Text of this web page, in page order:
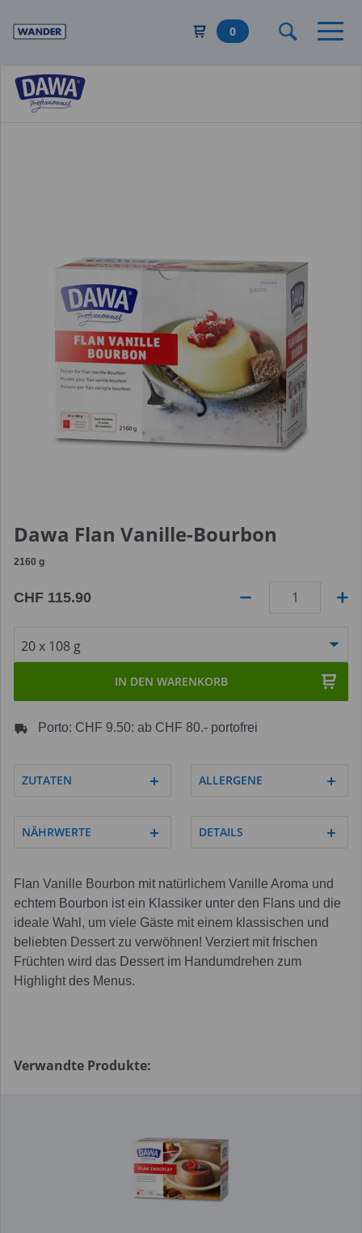
zum
0
Dawa Flan Vanille-Bourbon
2160 g
CHF 115.90
IN DEN WARENKORB
Porto: CHF 9.50: ab CHF 80.- portofrei
ZUTATEN ALLERGENE
NÄHRWERTE DETAILS
Flan Vanille Bourbon mit natürlichem Vanille Aroma und
echtem Bourbon ist ein Klassiker unter den Flans und die
ideale Wahl, um viele Gäste mit einem klassischen und
beliebten Dessert zu verwöhnen! Verziert mit frischen
Früchten wird das Dessert im Handumdrehen zum
Highlight des Menus.
Verwandte Produkte: